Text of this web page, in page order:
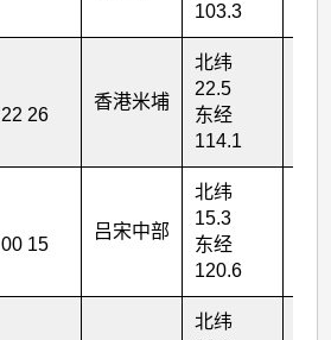
103.3
22 26
香港米埔
北纬
22.5
东经
114.1
00 15
吕宋中部
北纬
15.3
东经
120.6
北纬